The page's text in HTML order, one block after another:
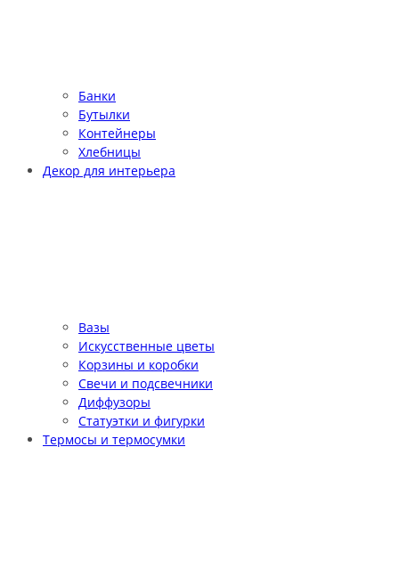
Банки
Бутылки
Контейнеры
Хлебницы
Декор для интерьера
Вазы
Искусственные цветы
Корзины и коробки
Свечи и подсвечники
Диффузоры
Статуэтки и фигурки
Термосы и термосумки